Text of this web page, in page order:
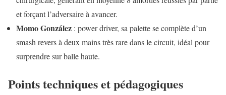
et forçant l’adversaire à avancer.
Momo González : power driver, sa palette se complète d’un
smash revers à deux mains très rare dans le circuit, idéal pour
surprendre sur balle haute.
Points techniques et pédagogiques